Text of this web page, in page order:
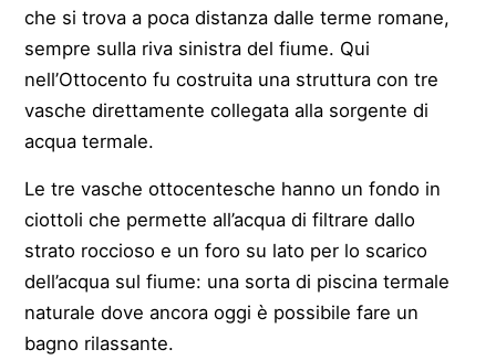
che si trova a poca distanza dalle terme romane,
sempre sulla riva sinistra del fiume. Qui
nell’Ottocento fu costruita una struttura con tre
vasche direttamente collegata alla sorgente di
acqua termale.
Le tre vasche ottocentesche hanno un fondo in
ciottoli che permette all’acqua di filtrare dallo
strato roccioso e un foro su lato per lo scarico
dell’acqua sul fiume: una sorta di piscina termale
naturale dove ancora oggi è possibile fare un
bagno rilassante.